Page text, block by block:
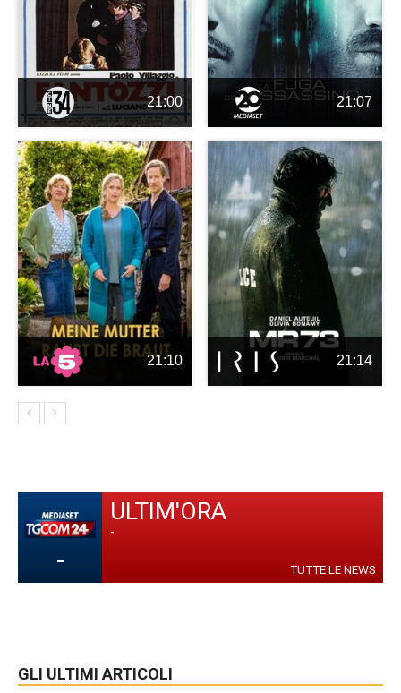
21:00 21:07
21:10 21:14
-
ULTIM'ORA
-
TUTTE LE NEWS
GLI ULTIMI ARTICOLI